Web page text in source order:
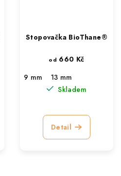
Stopovačka BioThane®
od 660 Kč
9 mm
13 mm
Skladem
Detail